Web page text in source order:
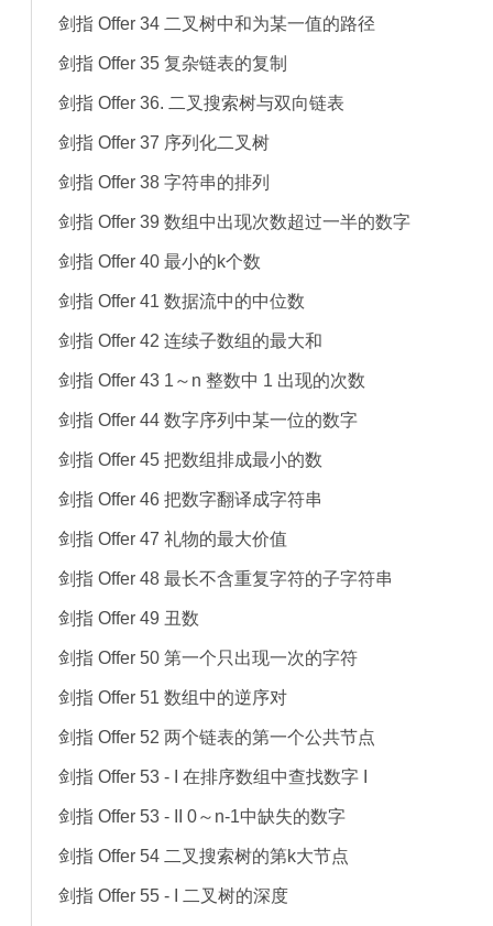
剑指 Offer 34 二叉树中和为某一值的路径
剑指 Offer 35 复杂链表的复制
剑指 Offer 36. 二叉搜索树与双向链表
剑指 Offer 37 序列化二叉树
剑指 Offer 38 字符串的排列
剑指 Offer 39 数组中出现次数超过一半的数字
剑指 Offer 40 最小的k个数
剑指 Offer 41 数据流中的中位数
剑指 Offer 42 连续子数组的最大和
剑指 Offer 43 1～n 整数中 1 出现的次数
剑指 Offer 44 数字序列中某一位的数字
剑指 Offer 45 把数组排成最小的数
剑指 Offer 46 把数字翻译成字符串
剑指 Offer 47 礼物的最大价值
剑指 Offer 48 最长不含重复字符的子字符串
剑指 Offer 49 丑数
剑指 Offer 50 第一个只出现一次的字符
剑指 Offer 51 数组中的逆序对
剑指 Offer 52 两个链表的第一个公共节点
剑指 Offer 53 - I 在排序数组中查找数字 I
剑指 Offer 53 - II 0～n-1中缺失的数字
剑指 Offer 54 二叉搜索树的第k大节点
剑指 Offer 55 - I 二叉树的深度